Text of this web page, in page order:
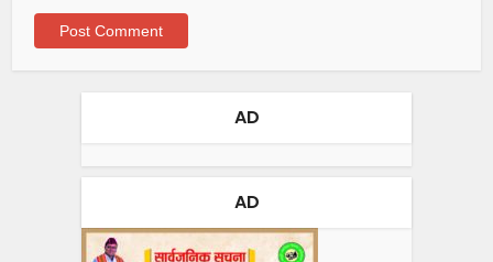
AD
AD